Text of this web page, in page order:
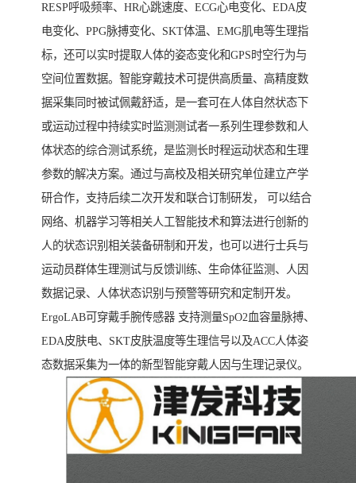
RESP呼吸频率、HR心跳速度、ECG心电变化、EDA皮
电变化、PPG脉搏变化、SKT体温、EMG肌电等生理指
标，还可以实时提取人体的姿态变化和GPS时空行为与
空间位置数据。智能穿戴技术可提供高质量、高精度数
据采集同时被试佩戴舒适，是一套可在人体自然状态下
或运动过程中持续实时监测测试者一系列生理参数和人
体状态的综合测试系统，是监测长时程运动状态和生理
参数的解决方案。通过与高校及相关研究单位建立产学
研合作，支持后续二次开发和联合订制研发， 可以结合
网络、机器学习等相关人工智能技术和算法进行创新的
人的状态识别相关装备研制和开发，也可以进行士兵与
运动员群体生理测试与反馈训练、生命体征监测、人因
数据记录、人体状态识别与预警等研究和定制开发。
ErgoLAB可穿戴手腕传感器 支持测量SpO2血容量脉搏、
EDA皮肤电、SKT皮肤温度等生理信号以及ACC人体姿
态数据采集为一体的新型智能穿戴人因与生理记录仪。